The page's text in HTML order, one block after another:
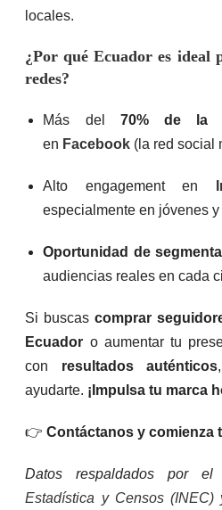
locales.
¿Por qué Ecuador es ideal
redes?
Más del 70% de la
en Facebook (la red social
Alto engagement en
especialmente en jóvenes
Oportunidad de
audiencias reales en cada
Si buscas comprar
Ecuador o aumentar tu
con resultados auténticos
ayudarte. ¡Impulsa tu marca
👉Contáctanos y comienza
Datos respaldados por el
Estadística y Censos (INEC)